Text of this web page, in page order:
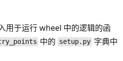
用于运行 wheel 中的逻辑的函
中的 setup.py 字典中